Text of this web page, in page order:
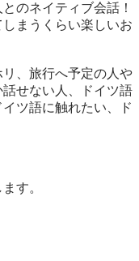
のネイティブ会話！
まうくらい楽しいお
、旅行へ予定の人や
せない人、ドイツ語
ツ語に触れたい、ド
す。